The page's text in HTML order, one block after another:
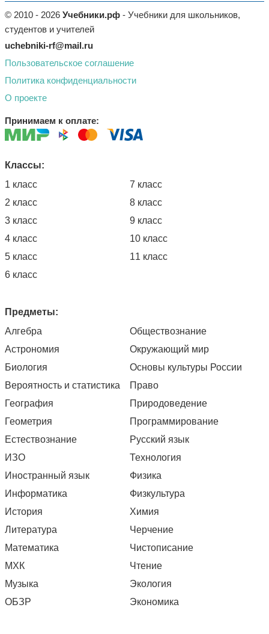
© 2010 - 2026 Учебники.рф - Учебники для школьников,
студентов и учителей
uchebniki-rf@mail.ru
Пользовательское соглашение
Политика конфиденциальности
О проекте
Принимаем к оплате:
Классы:
1 класс
2 класс
3 класс
4 класс
5 класс
6 класс
7 класс
8 класс
9 класс
10 класс
11 класс
Предметы:
Алгебра
Астрономия
Биология
Вероятность и статистика
География
Геометрия
Естествознание
ИЗО
Иностранный язык
Информатика
История
Литература
Математика
МХК
Музыка
ОБЗР
Обществознание
Окружающий мир
Основы культуры России
Право
Природоведение
Программирование
Русский язык
Технология
Физика
Физкультура
Химия
Черчение
Чистописание
Чтение
Экология
Экономика